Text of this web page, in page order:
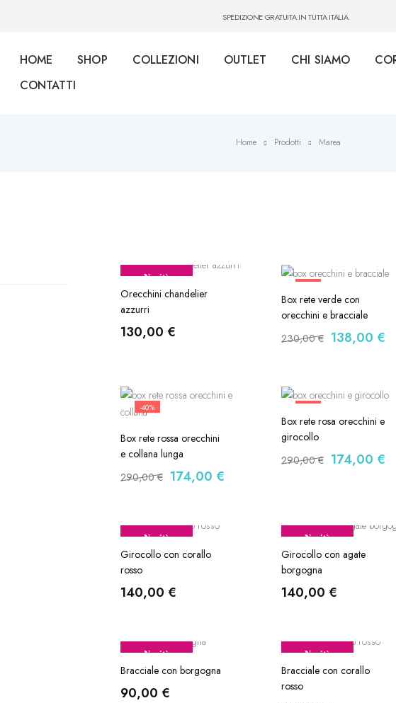
SPEDIZIONE GRATUITA IN TUTTA ITALIA
HOME SHOP COLLEZIONI OUTLET CHI SIAMO
CONTATTI
Home Prodotti Marea
Novità
Orecchini chandelier
azzurri
130,00 €
Box rete verde con
orecchini e bracciale
230,00€ 138,00 €
-40%
Box rete rossa orecchini
e collana lunga
290,00€ 174,00 €
Box rete rosa orecchini e
girocollo
290,00€ 174,00 €
Novità
Girocollo con corallo
rosso
140,00 €
Novità
Girocollo con agate
borgogna
140,00 €
Novità
Bracciale con borgogna
90,00 €
Novità
Bracciale con corallo
rosso